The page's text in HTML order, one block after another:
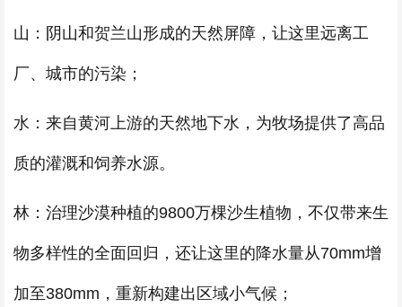
山：阴山和贺兰山形成的天然屏障，让这里远离工
厂、城市的污染；
水：来自黄河上游的天然地下水，为牧场提供了高品
质的灌溉和饲养水源。
林：治理沙漠种植的9800万棵沙生植物，不仅带来生
物多样性的全面回归，还让这里的降水量从70mm增
加至380mm，重新构建出区域小气候；